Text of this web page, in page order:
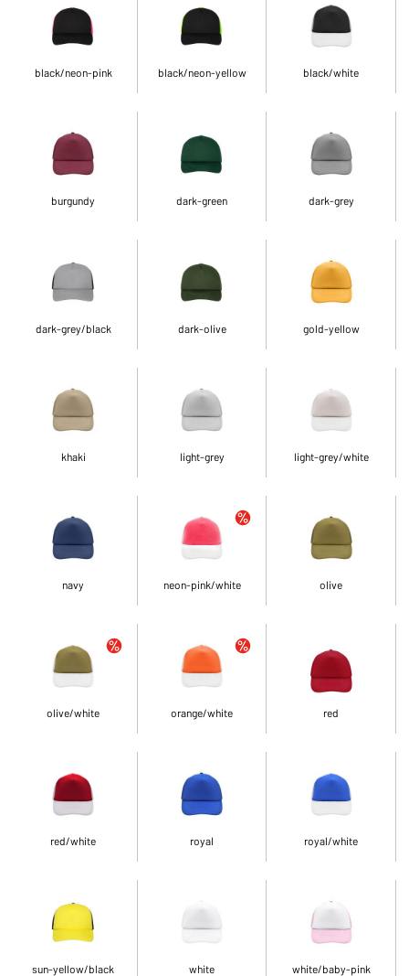
black/neon-pink black/neon-yellow black/white
burgundy dark-green dark-grey
dark-grey/black dark-olive gold-yellow
khaki light-grey light-grey/white
navy neon-pink/white olive
olive/white orange/white red
red/white royal royal/white
sun-yellow/black white white/baby-pink